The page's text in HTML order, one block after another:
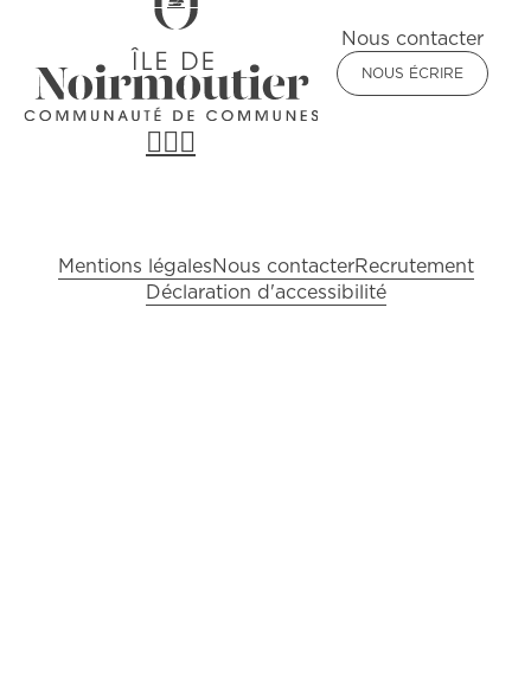
Nous contacter
NOUS ÉCRIRE
Pied de page
Mentions légalesNous contacterRecrutement
Déclaration d'accessibilité